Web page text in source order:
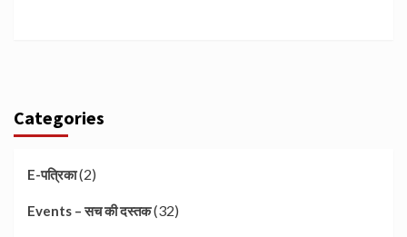
Categories
E-पत्रिका(2)
Events – सच की दस्तक(32)